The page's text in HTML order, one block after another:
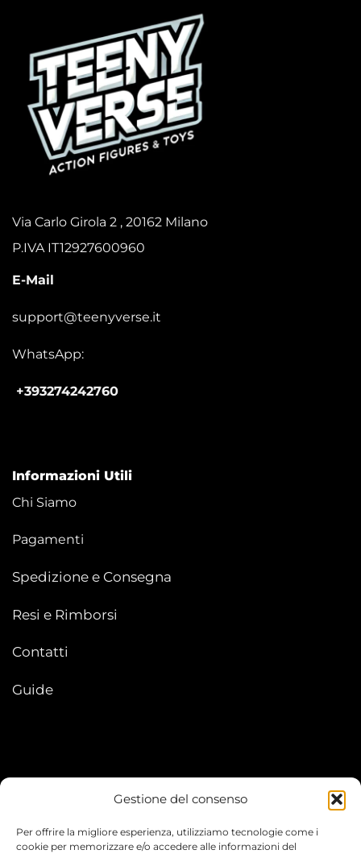
Gestione del consenso
Per offrire la migliore esperienza, utilizziamo tecnologie come i
cookie per memorizzare e/o accedere alle informazioni del
Via Carlo Girola 2 , 20162 Milano
P.IVA IT12927600960
E-Mail
support@teenyverse.it
WhatsApp:
+393274242760
Informazioni Utili
Chi Siamo
Pagamenti
Spedizione e Consegna
Resi e Rimborsi
Contatti
Guide
I Miei Ordini